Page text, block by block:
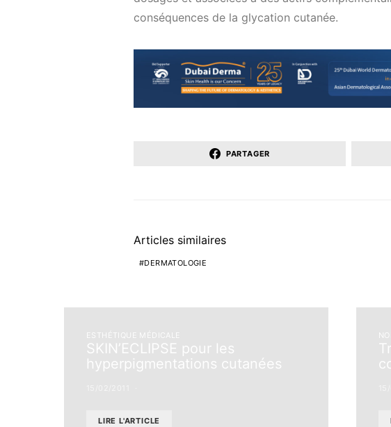
conséquences de la glycation cutanée.
PARTAGER
Articles similaires
DERMATOLOGIE
ESTHÉTIQUE MÉDICALE
SKIN’ECLIPSE pour les
hyperpigmentations cutanées
LIRE L'ARTICLE